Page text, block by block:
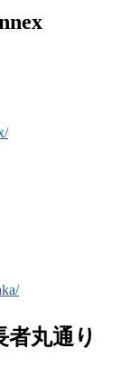
者丸通り